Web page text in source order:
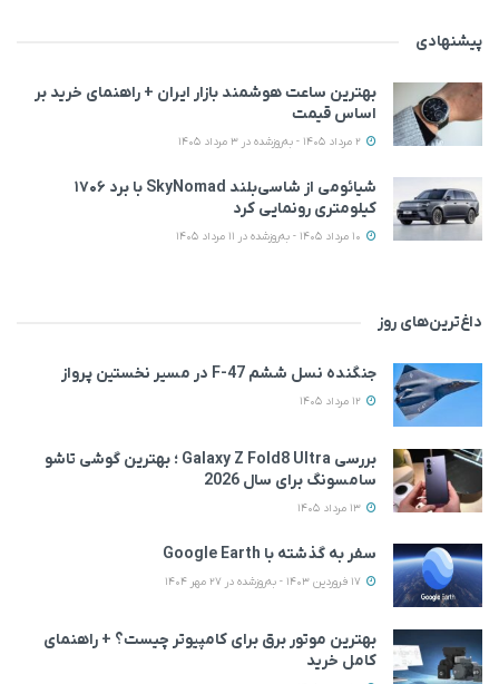
پیشنهادی
بهترین ساعت هوشمند بازار ایران + راهنمای خرید بر
اساس قیمت
شیائومی از شاسی‌بلند SkyNomad با برد ۱۷۰۶
کیلومتری رونمایی کرد
داغ‌ترین‌های روز
جنگنده نسل ششم F-47 در مسیر نخستین پرواز
بررسی Galaxy Z Fold8 Ultra ؛ بهترین گوشی تاشو
سامسونگ برای سال 2026
سفر به گذشته با Google Earth
بهترین موتور برق برای کامپیوتر چیست؟ + راهنمای
کامل خرید